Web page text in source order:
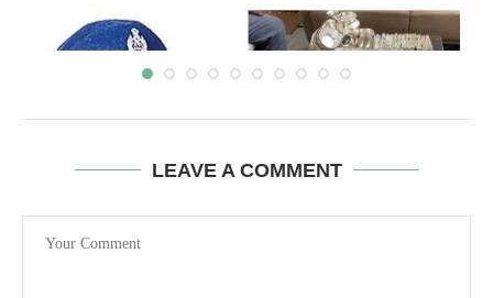
LEAVE A COMMENT